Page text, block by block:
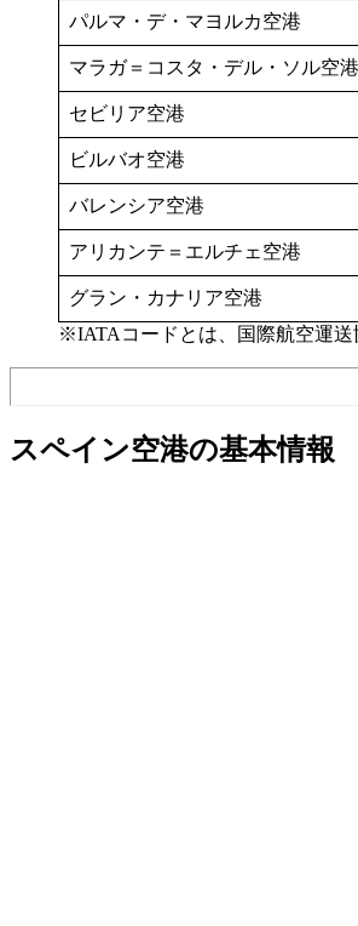
パルマ・デ・マヨルカ空港
マラガ＝コスタ・デル・ソル空港
セビリア空港
ビルバオ空港
バレンシア空港
アリカンテ＝エルチェ空港
グラン・カナリア空港
※IATAコードとは、国際航空運送
スペイン空港の基本情報